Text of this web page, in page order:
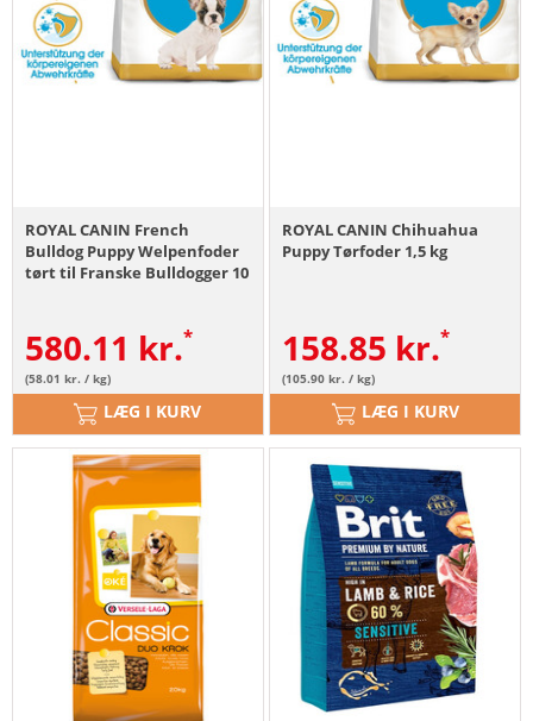
ROYAL CANIN French
Bulldog Puppy Welpenfoder
tørt til Franske Bulldogger 10
580.11 kr.
(58.01 kr. / kg)
LÆG I KURV
ROYAL CANIN Chihuahua
Puppy Tørfoder 1,5 kg
158.85 kr.
(105.90 kr. / kg)
LÆG I KURV